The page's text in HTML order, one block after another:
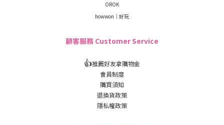
OROK
howwon｜好玩
顧客服務 Customer Service
👍推薦好友拿購物金
會員制度
購買須知
退換貨政策
隱私權政策